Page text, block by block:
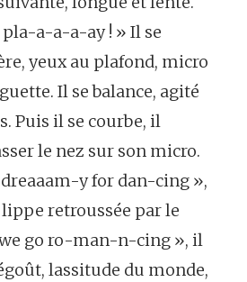
pla-a-a-a-ay ! » Il se
yeux au plafond, micro
Il se balance, agité
Puis il se courbe, il
le nez sur son micro.
dreaaam-yfor dan-cing »,
lippe retroussée parle
go ro-man-n-cing », il
lassitude du monde,